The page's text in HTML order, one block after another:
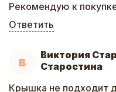
Рекомендую к
Ответить
В
Виктория
Старостина
Крышка не подходит